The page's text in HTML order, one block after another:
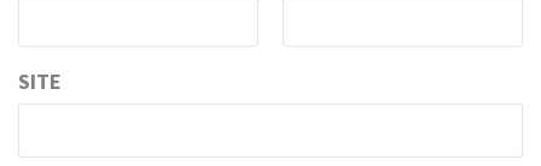
SITE